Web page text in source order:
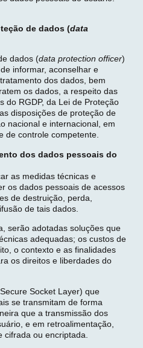
de dados (data
dados (data protection officer)
informar, aconselhar e
dos dados, bem
os dados, a respeito das
do RGDP, da Lei de Proteção
disposições de proteção de
nacional e internacional, em
de controle competente.
dos dados pessoais do
as medidas técnicas e
os dados pessoais de acessos
de destruição, perda,
de tais dados.
serão adotadas soluções que
adequadas; os custos de
o contexto e as finalidades
os direitos e liberdades do
Socket Layer) que
se transmitam de forma
que a transmissão dos
e em retroalimentação,
ou encriptada.